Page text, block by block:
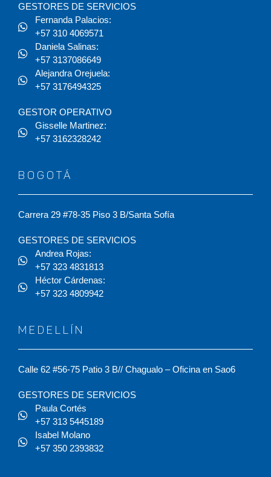
GESTORES DE SERVICIOS
Fernanda Palacios:
+57 310 4069571
Daniela Salinas:
+57 3137086649
Alejandra Orejuela:
+57 3176494325
GESTOR OPERATIVO
Gisselle Martinez:
+57 3162328242
BOGOTÁ
Carrera 29 #78-35 Piso 3 B/Santa Sofía
GESTORES DE SERVICIOS
Andrea Rojas:
+57 323 4831813
Héctor Cárdenas:
+57 323 4809942
MEDELLÍN
Calle 62 #56-75 Patio 3 B// Chagualo – Oficina en Sao6
GESTORES DE SERVICIOS
Paula Cortés
+57 313 5445189
Isabel Molano
+57 350 2393832